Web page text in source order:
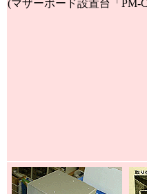
(マザーボード設置台「PM-